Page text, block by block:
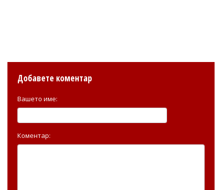
Добавете коментар
Вашето име:
Коментар: